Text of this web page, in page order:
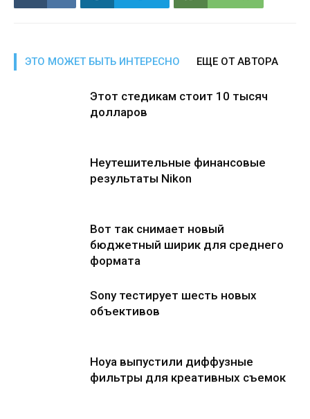
ЭТО МОЖЕТ БЫТЬ ИНТЕРЕСНО ЕЩЕ ОТ АВТОРА
Этот стедикам стоит 10 тысяч
долларов
Неутешительные финансовые
результаты Nikon
Вот так снимает новый
бюджетный ширик для среднего
формата
Sony тестирует шесть новых
объективов
Hoya выпустили диффузные
фильтры для креативных съемок